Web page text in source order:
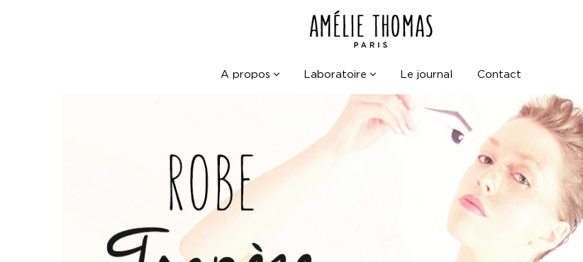
A propos Laboratoire Le journal Contact